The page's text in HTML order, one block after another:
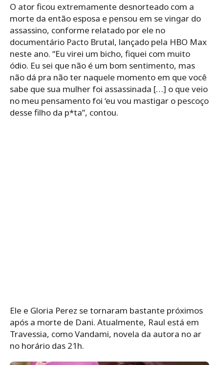
O ator ficou extremamente desnorteado com a
morte da então esposa e pensou em se vingar do
assassino, conforme relatado por ele no
documentário Pacto Brutal, lançado pela HBO Max
neste ano. “Eu virei um bicho, fiquei com muito
ódio. Eu sei que não é um bom sentimento, mas
não dá pra não ter naquele momento em que você
sabe que sua mulher foi assassinada […] o que veio
no meu pensamento foi ‘eu vou mastigar o pescoço
desse filho da p*ta”, contou.
Ele e Gloria Perez se tornaram bastante próximos
após a morte de Dani. Atualmente, Raul está em
Travessia, como Vandami, novela da autora no ar
no horário das 21h.